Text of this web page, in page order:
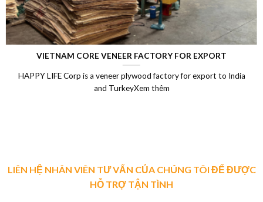
LAMINATED VENEER LUMBER (LVL)
Laminated Wood, LVL Laminated Veneer Lumber, LVL
Vietnam, LVL Timber, Vietnam plywood exportXem
LIÊN HỆ NHÂN VIÊN TƯ VẤN CỦA CHÚNG TÔI ĐỂ ĐƯỢC
HỖ TRỢ TẬN TÌNH